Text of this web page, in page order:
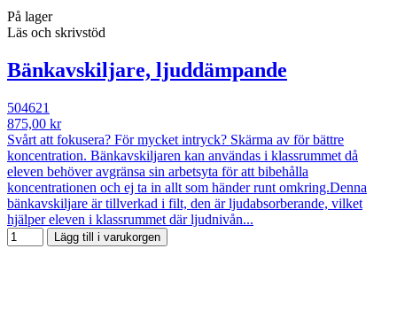
På lager
Läs och skrivstöd
Bänkavskiljare, ljuddämpande
504621
875,00 kr
Svårt att fokusera? För mycket intryck? Skärma av för bättre
koncentration. Bänkavskiljaren kan användas i klassrummet då
eleven behöver avgränsa sin arbetsyta för att bibehålla
koncentrationen och ej ta in allt som händer runt omkring.Denna
bänkavskiljare är tillverkad i filt, den är ljudabsorberande, vilket
hjälper eleven i klassrummet där ljudnivån...
Lägg till i varukorgen